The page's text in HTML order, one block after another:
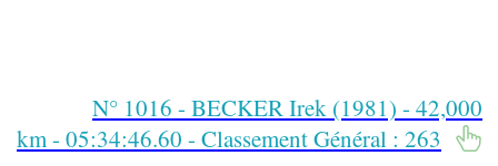
N° 1016 - BECKER Irek (1981) - 42,000
km - 05:34:46.60 - Classement Général : 263